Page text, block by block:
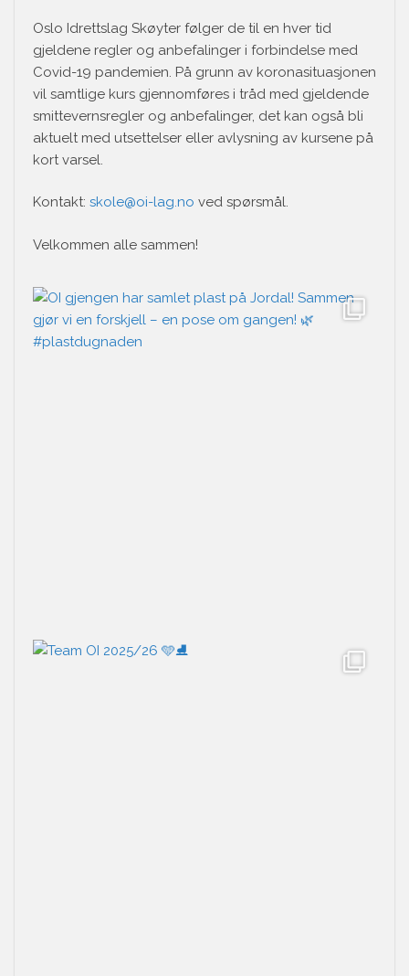
Oslo Idrettslag Skøyter følger de til en hver tid
gjeldene regler og anbefalinger i forbindelse med
Covid-19 pandemien. På grunn av koronasituasjonen
vil samtlige kurs gjennomføres i tråd med gjeldende
smittevernsregler og anbefalinger, det kan også bli
aktuelt med utsettelser eller avlysning av kursene på
kort varsel.
Kontakt: skole@oi-lag.no ved spørsmål.
Velkommen alle sammen!